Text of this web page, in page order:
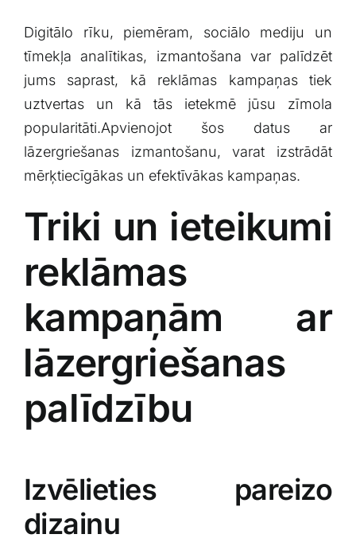
Digitālo rīku, piemēram, sociālo mediju un
tīmekļa analītikas, izmantošana var palīdzēt
jums saprast, kā reklāmas‌ kampaņas tiek
uztvertas un‍ kā tās ietekmē jūsu ⁢zīmola
popularitāti.Apvienojot šos​ datus ar
lāzergriešanas⁣ izmantošanu, varat izstrādāt
mērķtiecīgākas ⁤un efektīvākas⁣ kampaņas.
Triki un ieteikumi
reklāmas
kampaņām ar
⁢lāzergriešanas
palīdzību
Izvēlieties pareizo
dizainu